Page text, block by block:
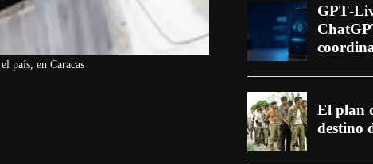
país, en Caracas